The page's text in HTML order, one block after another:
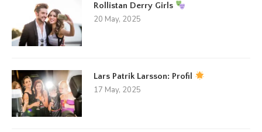
Rollistan Derry Girls
20 May, 2025
Lars Patrik Larsson: Profil
17 May, 2025